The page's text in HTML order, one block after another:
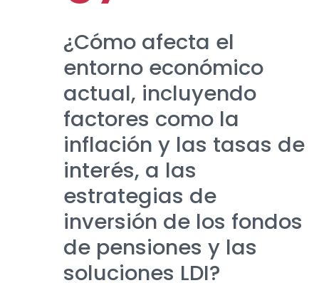
¿Cómo afecta el
entorno económico
actual, incluyendo
factores como la
inflación y las tasas de
interés, a las
estrategias de
inversión de los fondos
de pensiones y las
soluciones LDI?